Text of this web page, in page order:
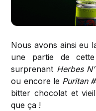
Nous avons ainsi eu
une partie de
surprenant Herbes
ou encore le Puritan
bitter chocolat et
que ça !